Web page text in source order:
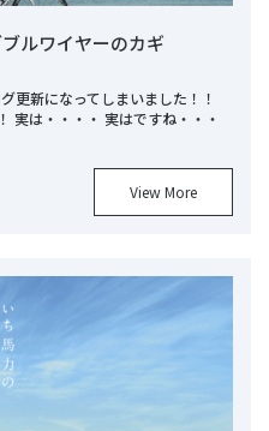
ルワイヤーのカギ
更新になってしまいました！！
実は・・・・ 実はですね・・・
View More